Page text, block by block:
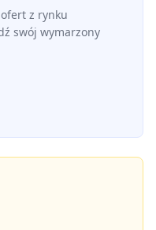
z rynku
swój wymarzony